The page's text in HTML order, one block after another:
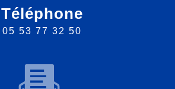
Téléphone
05 53 77 32 50